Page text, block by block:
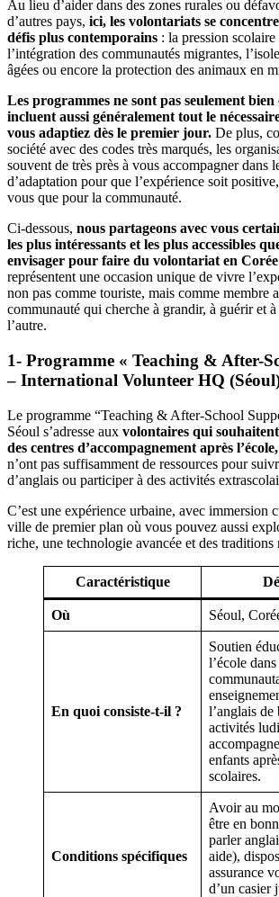
Au lieu d’aider dans des zones rurales ou
d’autres pays, ici, les volontariats se
défis plus contemporains : la pression scolaire
l’intégration des communautés migrantes,
âgées ou encore la protection des animaux en
Les programmes ne sont pas seulement bien
incluent aussi généralement tout le
vous adaptiez dès le premier jour. De plus,
société avec des codes très marqués, les
souvent de très près à vous accompagner dans
d’adaptation pour que l’expérience soit
vous que pour la communauté.
Ci-dessous, nous partageons avec vous
les plus intéressants et les plus accessibles
envisager pour faire du volontariat en
représentent une occasion unique de vivre
non pas comme touriste, mais comme membre
communauté qui cherche à grandir, à guérir et à
l’autre.
1- Programme « Teaching & After-
– International Volunteer HQ
Le programme “Teaching & After-School
Séoul s’adresse aux volontaires qui
des centres d’accompagnement après l’école,
n’ont pas suffisamment de ressources pour
d’anglais ou participer à des activités
C’est une expérience urbaine, avec immersion
ville de premier plan où vous pouvez aussi
riche, une technologie avancée et des traditions
Caractéristique
Où Séoul,
En quoi consiste-t-il ?
Soutien
l’école
l’anglais de
activités
enfants
scolaires.
Conditions spécifiques
Avoir au
être en
parler
aide),
assurance
d’un casier